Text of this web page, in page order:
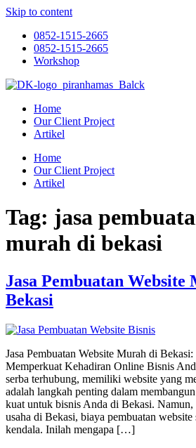
Skip to content
0852-1515-2665
0852-1515-2665
Workshop
Home
Our Client Project
Artikel
Home
Our Client Project
Artikel
Tag: jasa
murah di bekasi
Jasa Pembuatan Website
Bekasi
Jasa Pembuatan Website Murah di
Memperkuat Kehadiran Online Bisnis
serba terhubung, memiliki website yang
adalah langkah penting dalam
kuat untuk bisnis Anda di Bekasi.
usaha di Bekasi, biaya pembuatan
kendala. Inilah mengapa […]